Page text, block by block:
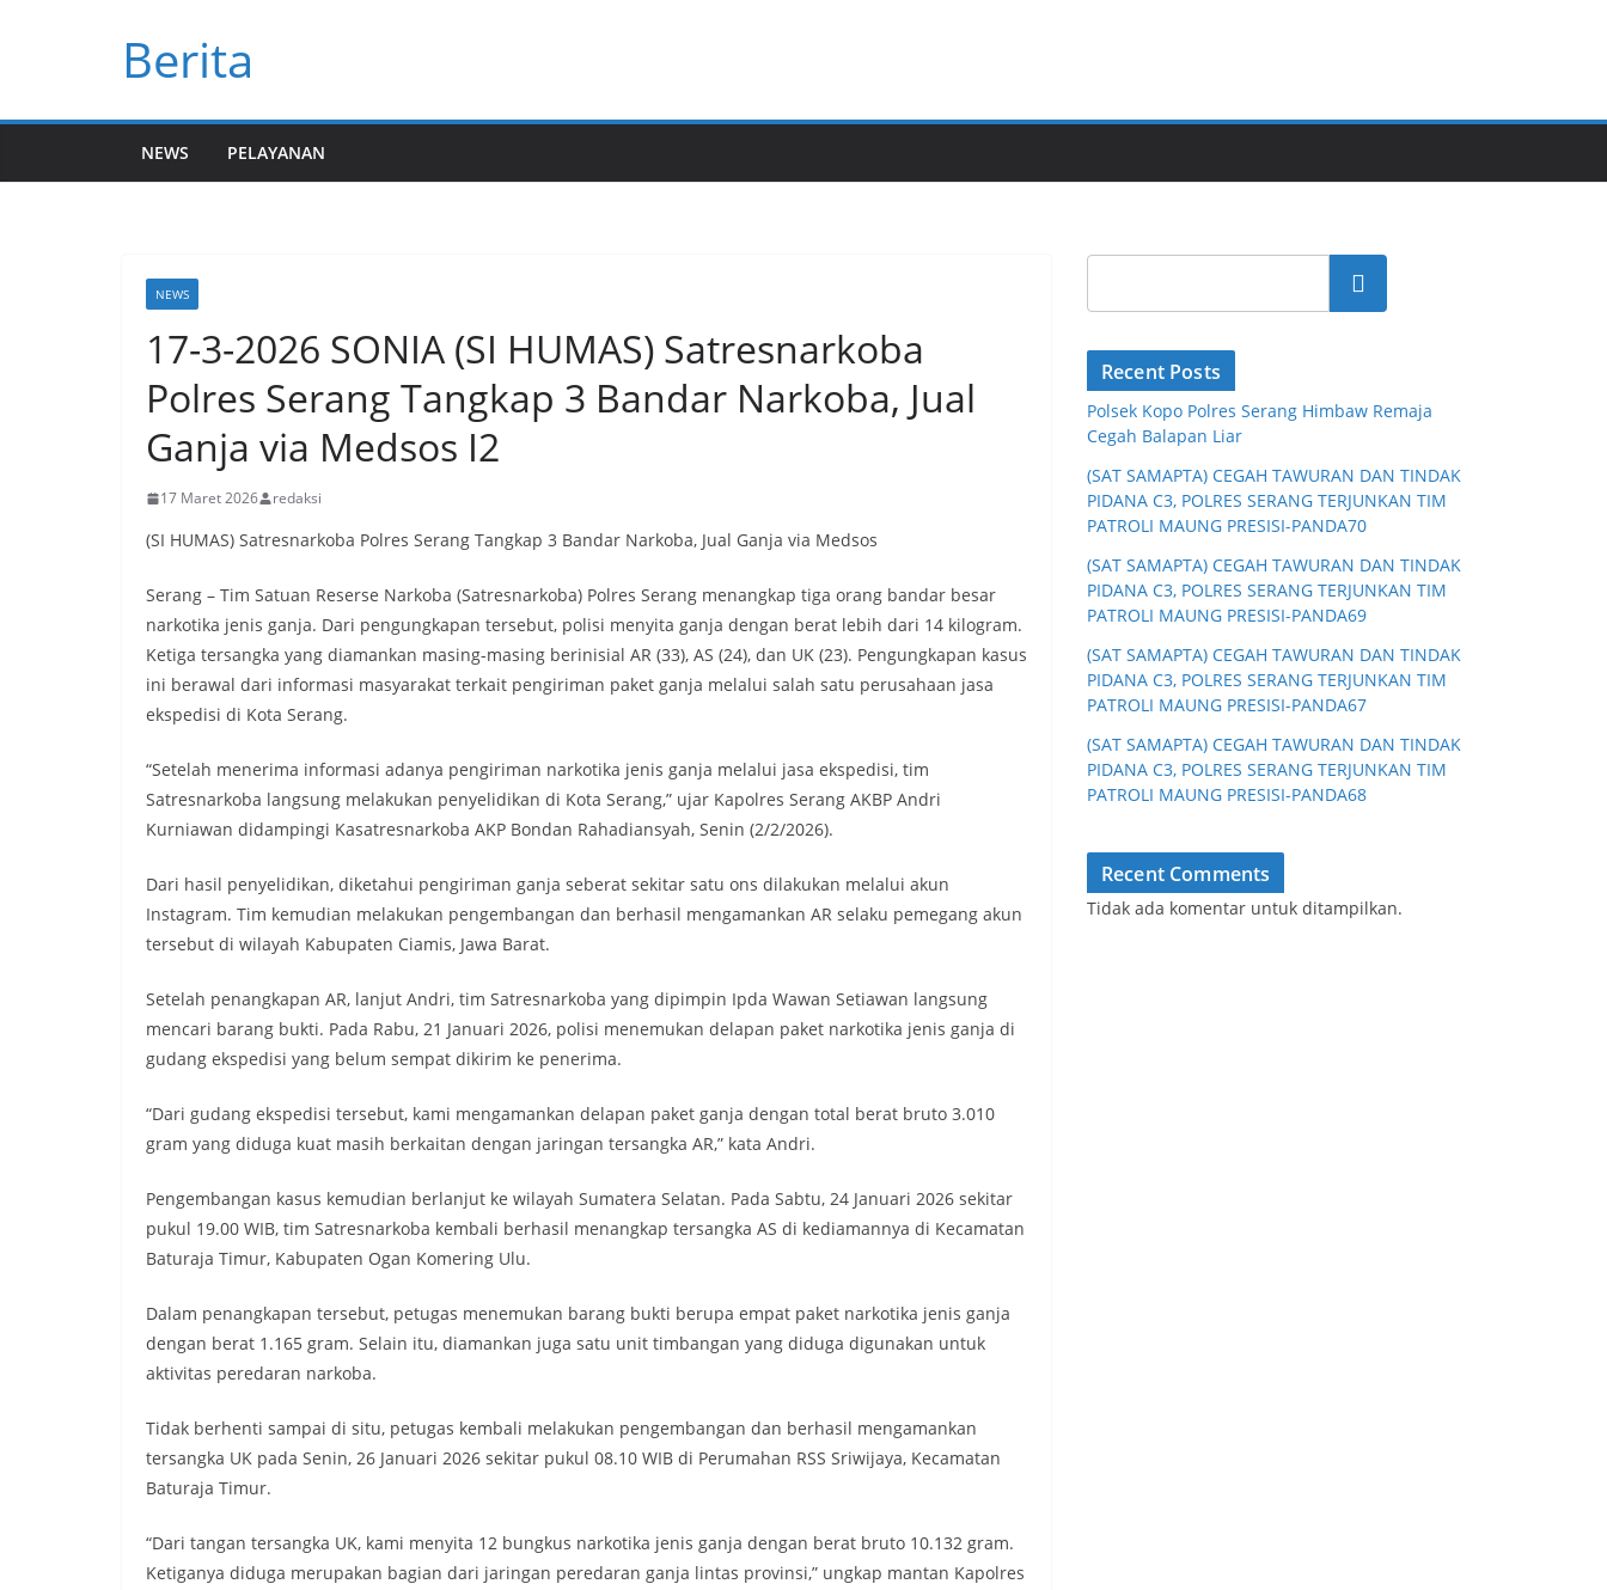
Berita
NEWS PELAYANAN
NEWS
17-3-2026 SONIA (SI HUMAS) Satresnarkoba
Polres Serang Tangkap 3 Bandar Narkoba, Jual
Ganja via Medsos I2
17 Maret 2026 redaksi
(SI HUMAS) Satresnarkoba Polres Serang Tangkap 3 Bandar Narkoba, Jual Ganja via Medsos
Serang – Tim Satuan Reserse Narkoba (Satresnarkoba) Polres Serang menangkap tiga orang bandar besar
narkotika jenis ganja. Dari pengungkapan tersebut, polisi menyita ganja dengan berat lebih dari 14 kilogram.
Ketiga tersangka yang diamankan masing-masing berinisial AR (33), AS (24), dan UK (23). Pengungkapan kasus
ini berawal dari informasi masyarakat terkait pengiriman paket ganja melalui salah satu perusahaan jasa
ekspedisi di Kota Serang.
“Setelah menerima informasi adanya pengiriman narkotika jenis ganja melalui jasa ekspedisi, tim
Satresnarkoba langsung melakukan penyelidikan di Kota Serang,” ujar Kapolres Serang AKBP Andri
Kurniawan didampingi Kasatresnarkoba AKP Bondan Rahadiansyah, Senin (2/2/2026).
Dari hasil penyelidikan, diketahui pengiriman ganja seberat sekitar satu ons dilakukan melalui akun
Instagram. Tim kemudian melakukan pengembangan dan berhasil mengamankan AR selaku pemegang akun
tersebut di wilayah Kabupaten Ciamis, Jawa Barat.
Setelah penangkapan AR, lanjut Andri, tim Satresnarkoba yang dipimpin Ipda Wawan Setiawan langsung
mencari barang bukti. Pada Rabu, 21 Januari 2026, polisi menemukan delapan paket narkotika jenis ganja di
gudang ekspedisi yang belum sempat dikirim ke penerima.
“Dari gudang ekspedisi tersebut, kami mengamankan delapan paket ganja dengan total berat bruto 3.010
gram yang diduga kuat masih berkaitan dengan jaringan tersangka AR,” kata Andri.
Pengembangan kasus kemudian berlanjut ke wilayah Sumatera Selatan. Pada Sabtu, 24 Januari 2026 sekitar
pukul 19.00 WIB, tim Satresnarkoba kembali berhasil menangkap tersangka AS di kediamannya di Kecamatan
Baturaja Timur, Kabupaten Ogan Komering Ulu.
Dalam penangkapan tersebut, petugas menemukan barang bukti berupa empat paket narkotika jenis ganja
dengan berat 1.165 gram. Selain itu, diamankan juga satu unit timbangan yang diduga digunakan untuk
aktivitas peredaran narkoba.
Tidak berhenti sampai di situ, petugas kembali melakukan pengembangan dan berhasil mengamankan
tersangka UK pada Senin, 26 Januari 2026 sekitar pukul 08.10 WIB di Perumahan RSS Sriwijaya, Kecamatan
Baturaja Timur.
“Dari tangan tersangka UK, kami menyita 12 bungkus narkotika jenis ganja dengan berat bruto 10.132 gram.
Ketiganya diduga merupakan bagian dari jaringan peredaran ganja lintas provinsi,” ungkap mantan Kapolres
Cari
Recent Posts
Polsek Kopo Polres Serang Himbaw Remaja
Cegah Balapan Liar
(SAT SAMAPTA) CEGAH TAWURAN DAN TINDAK
PIDANA C3, POLRES SERANG TERJUNKAN TIM
PATROLI MAUNG PRESISI-PANDA70
(SAT SAMAPTA) CEGAH TAWURAN DAN TINDAK
PIDANA C3, POLRES SERANG TERJUNKAN TIM
PATROLI MAUNG PRESISI-PANDA69
(SAT SAMAPTA) CEGAH TAWURAN DAN TINDAK
PIDANA C3, POLRES SERANG TERJUNKAN TIM
PATROLI MAUNG PRESISI-PANDA67
(SAT SAMAPTA) CEGAH TAWURAN DAN TINDAK
PIDANA C3, POLRES SERANG TERJUNKAN TIM
PATROLI MAUNG PRESISI-PANDA68
Recent Comments
Tidak ada komentar untuk ditampilkan.